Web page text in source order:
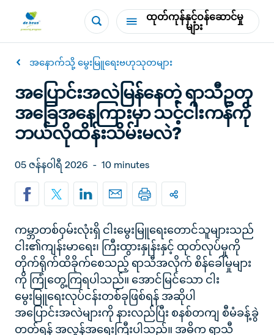
ထုတ်ကုန်နှင့်ဝန်ဆောင်မှု
များ
အနောက်သို့ မွေးမြူရေးဗဟုသုတများ
အပြောင်းအလဲမြန်နေတဲ့ ရာသီဥတု
အခြေအနေကြားမှာ သင့်ငါးကန်ကို
ဘယ်လိုထိန်းသိမ်းမလဲ?
05 ဇန်နဝါရီ 2026 - 10 minutes
ကမ္ဘာတစ်ဝှမ်းလုံးရှိ ငါးမွေးမြူရေးတောင်သူများသည်
ငါး၏ကျန်းမာရေး၊ ကြီးထွားနှုန်းနှင့် ထုတ်လုပ်မှုကို
တိုက်ရိုက်ထိခိုက်စေသည့် ရာသီအလိုက် စိန်ခေါ်မှုများ
ကို ကြုံတွေ့ကြရပါသည်။ အောင်မြင်သော ငါး
မွေးမြူရေးလုပ်ငန်းတစ်ခုဖြစ်ရန် အဆိုပါ
အပြောင်းအလဲများကို နားလည်ပြီး စနစ်တကျ စီမံခန့်ခွဲ
တတ်ရန် အလွန်အရေးကြီးပါသည်။ အဓိက ရာသီ